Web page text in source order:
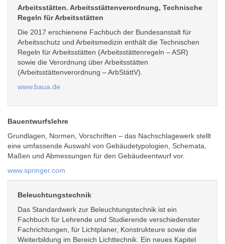
Arbeitsstätten. Arbeitsstättenverordnung, Technische
Regeln für Arbeitsstätten
Die 2017 erschienene Fachbuch der Bundesanstalt für
Arbeitsschutz und Arbeitsmedizin enthält die Technischen
Regeln für Arbeitsstätten (Arbeitsstättenregeln – ASR)
sowie die Verordnung über Arbeitsstätten
(Arbeitsstättenverordnung – ArbStättV).
www.baua.de
Bauentwurfslehre
Grundlagen, Normen, Vorschriften – das Nachschlagewerk stellt
eine umfassende Auswahl von Gebäudetypologien, Schemata,
Maßen und Abmessungen für den Gebäudeentwurf vor.
www.springer.com
Beleuchtungstechnik
Das Standardwerk zur Beleuchtungstechnik ist ein
Fachbuch für Lehrende und Studierende verschiedenster
Fachrichtungen, für Lichtplaner, Konstrukteure sowie die
Weiterbildung im Bereich Lichttechnik. Ein neues Kapitel